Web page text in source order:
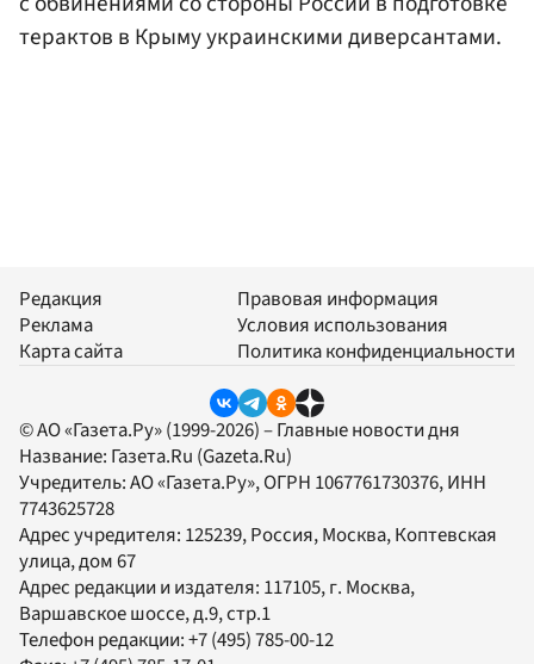
терактов в Крыму украинскими диверсантами.
Редакция
Реклама
Карта сайта
Правовая информация
Условия использования
Политика конфиденциальности
© АО «Газета.Ру» (1999-2026) – Главные новости дня
Название: Газета.Ru (Gazeta.Ru)
Учредитель:АО «Газета.Ру», ОГРН 1067761730376, ИНН
7743625728
Адрес учредителя: 125239, Россия, Москва, Коптевская
улица, дом 67
Адрес редакции и издателя: 117105, г. Москва,
Варшавское шоссе, д.9, стр.1
Телефон редакции:+7 (495) 785-00-12